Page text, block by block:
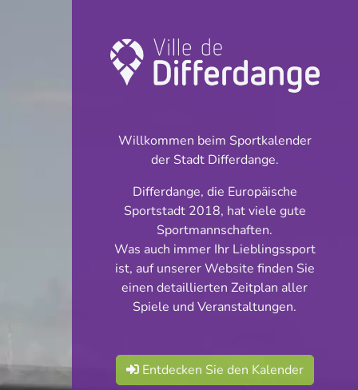
Turnier:
INFOS
29.09.2024
16:00
Centre Sportif Fousbann
Teilen
W-U16 Division
4:Phase 1
Willkommen beim Sportkalender
der Stadt Differdange.
Differdange, die Europäische
Sportstadt 2018, hat viele gute
Sportmannschaften.
Was auch immer Ihr Lieblingssport
ist, auf unserer Website finden Sie
einen detaillierten Zeitplan aller
Spiele und Veranstaltungen.
Entdecken Sie den Kalender